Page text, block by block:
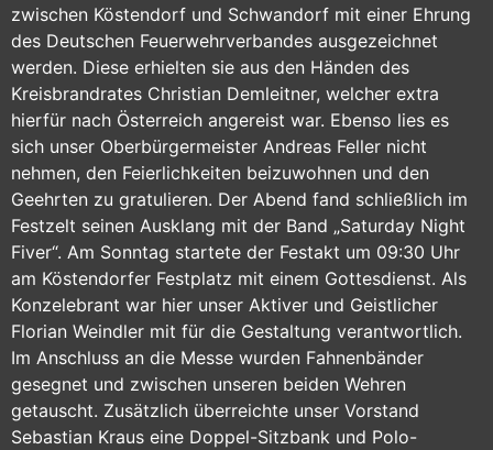
zwischen Köstendorf und Schwandorf mit einer Ehrung
des Deutschen Feuerwehrverbandes ausgezeichnet
werden. Diese erhielten sie aus den Händen des
Kreisbrandrates Christian Demleitner, welcher extra
hierfür nach Österreich angereist war. Ebenso lies es
sich unser Oberbürgermeister Andreas Feller nicht
nehmen, den Feierlichkeiten beizuwohnen und den
Geehrten zu gratulieren. Der Abend fand schließlich im
Festzelt seinen Ausklang mit der Band „Saturday Night
Fiver“. Am Sonntag startete der Festakt um 09:30 Uhr
am Köstendorfer Festplatz mit einem Gottesdienst. Als
Konzelebrant war hier unser Aktiver und Geistlicher
Florian Weindler mit für die Gestaltung verantwortlich.
Im Anschluss an die Messe wurden Fahnenbänder
gesegnet und zwischen unseren beiden Wehren
getauscht. Zusätzlich überreichte unser Vorstand
Sebastian Kraus eine Doppel-Sitzbank und Polo-